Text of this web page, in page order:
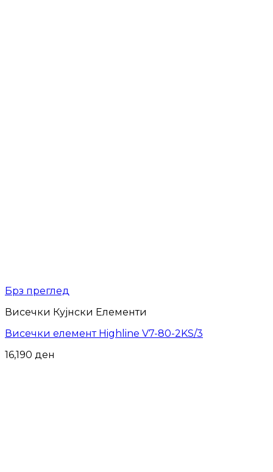
Брз преглед
Висечки Кујнски Елементи
Висечки елемент Highline V7-80-2KS/3
16,190 ден